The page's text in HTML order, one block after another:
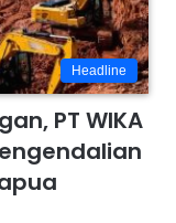
Headline
PT WIKA